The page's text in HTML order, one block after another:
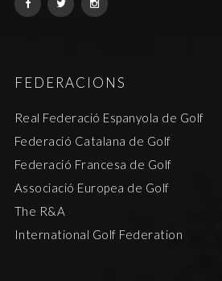
FEDERACIONS
Real Federació Espanyola de Golf
Federació Catalana de Golf
Federació Francesa de Golf
Associació Europea de Golf
The R&A
International Golf Federation